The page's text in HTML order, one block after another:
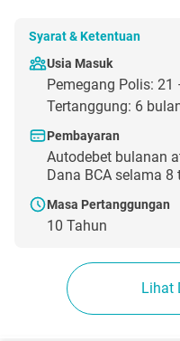
Syarat & Ketentuan
Usia Masuk
Pemegang Polis: 21
Tertanggung: 6
Pembayaran
Autodebet bulanan
Dana BCA selama 8
Masa Pertanggungan
10 Tahun
Lihat